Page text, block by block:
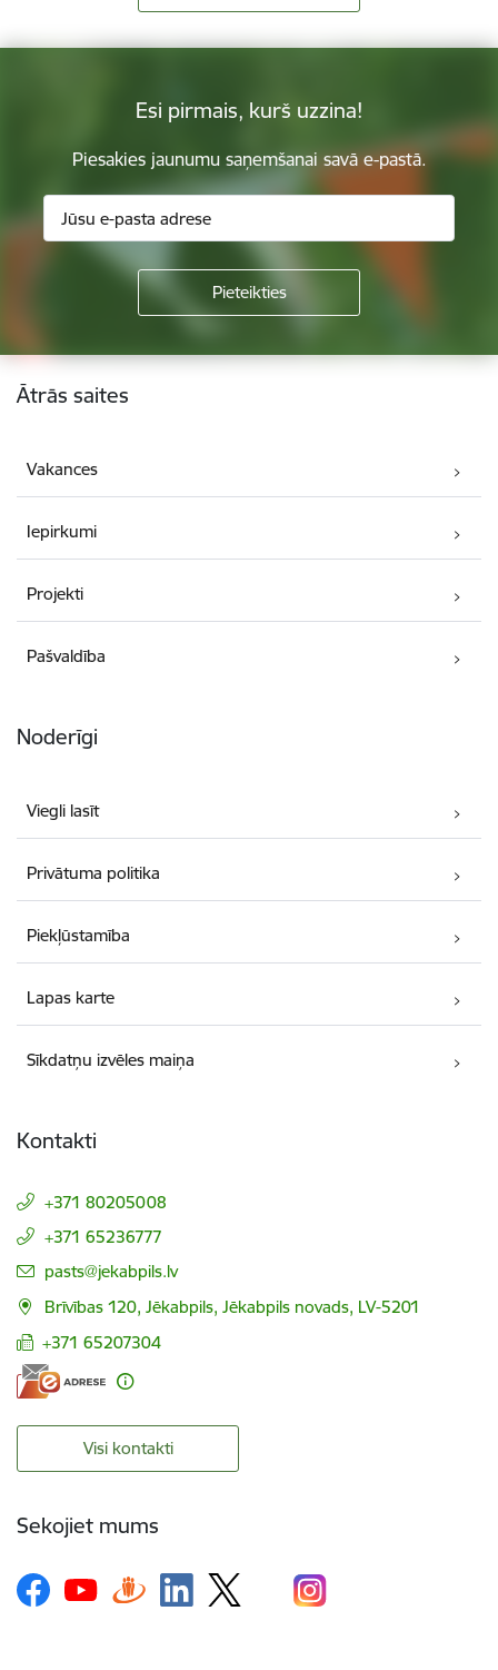
Esi pirmais, kurš uzzina!
Piesakies jaunumu saņemšanai savā e-pastā.
Kājene
Ātrās saites
Vakances
Iepirkumi
Projekti
Pašvaldība
Noderīgi
Viegli lasīt
Privātuma politika
Piekļūstamība
Lapas karte
Sīkdatņu izvēles maiņa
Kontakti
+371 80205008
+371 65236777
E-pasts:
pasts@jekabpils.lv
Brīvības 120, Jēkabpils, Jēkabpils novads, LV-5201
+371 65207304
Visi kontakti
Sekojiet mums